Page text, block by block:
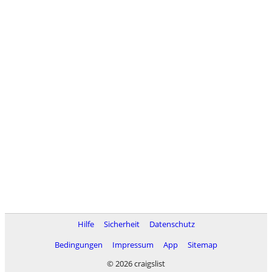
Hilfe Sicherheit
Datenschutz
Bedingungen
Impressum App
Sitemap
© 2026 craigslist